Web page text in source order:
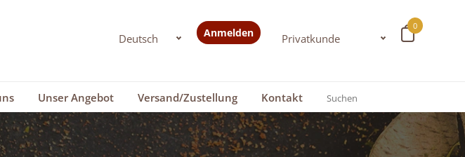
0
Anmelden
Unser Angebot Versand/Zustellung Kontakt